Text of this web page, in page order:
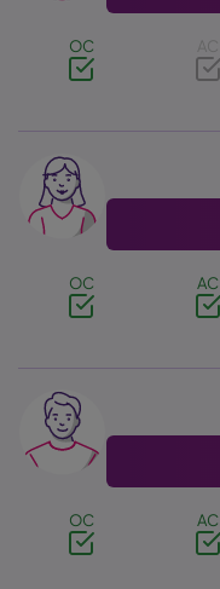
OC AC
Image
OC AC
Image
OC AC